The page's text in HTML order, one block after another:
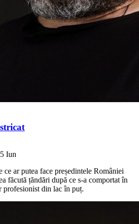
Iun
ar putea face președintele României
făcută țăndări după ce s-a comportat în
profesionist din lac în puț.